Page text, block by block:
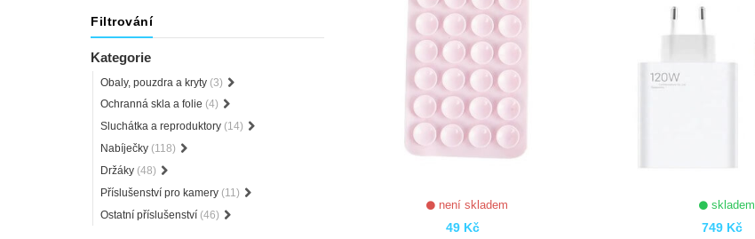
Filtrování
Kategorie
Obaly, pouzdra a kryty (3)
Ochranná skla a folie (4)
Sluchátka a reproduktory (14)
Nabíječky (118)
Držáky (48)
Příslušenství pro kamery (11)
Ostatní příslušenství (46)
není skladem
49 Kč
skladem
749 Kč